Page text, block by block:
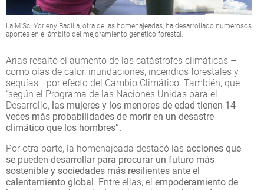
La M.Sc. Yorleny Badilla, otra de las homenajeadas, ha desarrollado numerosos
aportes en el ámbito del mejoramiento genético forestal.
Arias resaltó el aumento de las catástrofes climáticas –
como olas de calor, inundaciones, incendios forestales y
sequías– por efecto del Cambio Climático. También, que
“según el Programa de las Naciones Unidas para el
Desarrollo, las mujeres y los menores de edad tienen 14
veces más probabilidades de morir en un desastre
climático que los hombres”.
Por otra parte, la homenajeada destacó las acciones que
se pueden desarrollar para procurar un futuro más
sostenible y sociedades más resilientes ante el
calentamiento global. Entre ellas, el empoderamiento de